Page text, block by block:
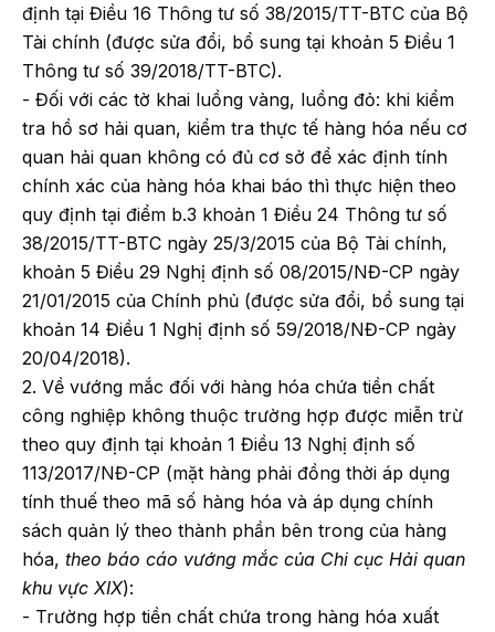
định tại Điều 16 Thông tư số 38/2015/TT-BTC của Bộ
Tài chính (được sửa đổi, bổ sung tại khoản 5 Điều 1
Thông tư số 39/2018/TT-BTC).
- Đối với các tờ khai luồng vàng, luồng đỏ: khi kiểm
tra hồ sơ hải quan, kiểm tra thực tế hàng hóa nếu cơ
quan hải quan không có đủ cơ sở để xác định tính
chính xác của hàng hóa khai báo thì thực hiện theo
quy định tại điểm b.3 khoản 1 Điều 24 Thông tư số
38/2015/TT-BTC ngày 25/3/2015 của Bộ Tài chính,
khoản 5 Điều 29 Nghị định số 08/2015/NĐ-CP ngày
21/01/2015 của Chính phủ (được sửa đổi, bổ sung tại
khoản 14 Điều 1 Nghị định số 59/2018/NĐ-CP ngày
20/04/2018).
2. Về vướng mắc đối với hàng hóa chứa tiền chất
công nghiệp không thuộc trường hợp được miễn trừ
theo quy định tại khoản 1 Điều 13 Nghị định số
113/2017/NĐ-CP (mặt hàng phải đồng thời áp dụng
tính thuế theo mã số hàng hóa và áp dụng chính
sách quản lý theo thành phần bên trong của hàng
hóa, theo báo cáo vướng mắc của Chi cục Hải quan
khu vực XIX):
- Trường hợp tiền chất chứa trong hàng hóa xuất